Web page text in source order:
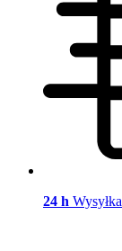
24 h Wysyłka